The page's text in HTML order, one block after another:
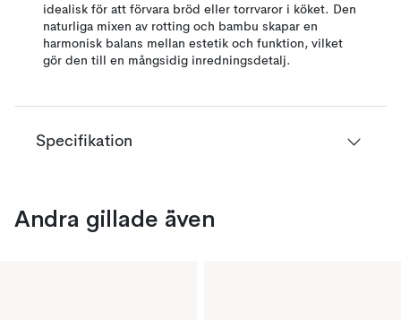
idealisk för att förvara bröd eller torrvaror i köket. Den
naturliga mixen av rotting och bambu skapar en
harmonisk balans mellan estetik och funktion, vilket
gör den till en mångsidig inredningsdetalj.
Specifikation
Andra gillade även